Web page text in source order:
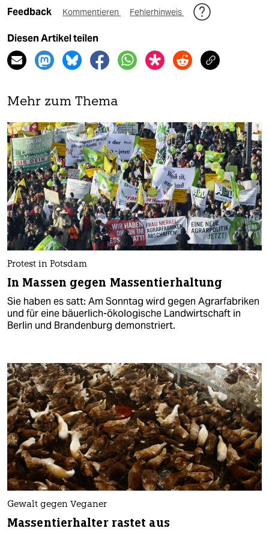
Feedback Kommentieren Fehlerhinweis
Diesen Artikel teilen
Mehr zum Thema
Protest in Potsdam
In Massen gegen Massentierhaltung
Sie haben es satt: Am Sonntag wird gegen Agrarfabriken
und für eine bäuerlich-ökologische Landwirtschaft in
Berlin und Brandenburg demonstriert.
Gewalt gegen Veganer
Massentierhalter rastet aus